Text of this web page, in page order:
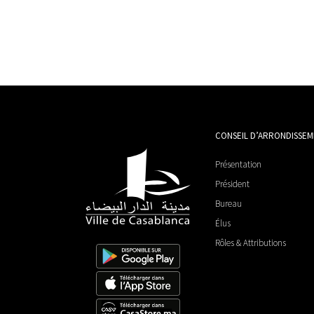
CONSEIL
Présentation
Président
Bureau
Élus
Rôles & Attributions